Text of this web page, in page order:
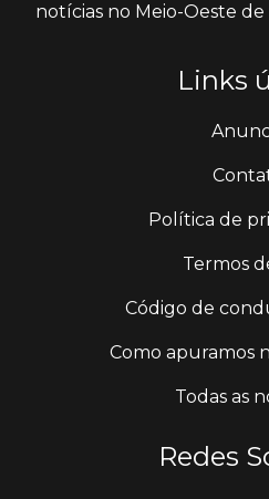
notícias no Meio-Oeste de
Links
Política de
Termos
Código de
Como apuramos
Todas as
Redes